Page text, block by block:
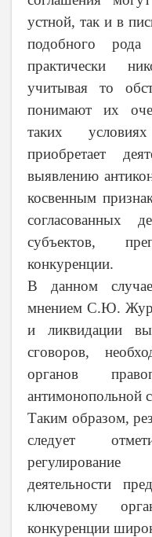
устной, так и в
подобного рода
практически
учитывая то
понимают их
таких
приобретает
выявлению
косвенным
согласованных
субъектов,
конкуренции.
В данном
мнением С.Ю.
и ликвидации
сговоров,
органов
антимонопольной
Таким образом,
следует
деятельности
ключевому
конкуренции